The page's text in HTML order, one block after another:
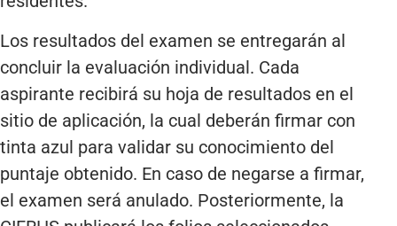
Los resultados del examen se entregarán al
concluir la evaluación individual. Cada
aspirante recibirá su hoja de resultados en el
sitio de aplicación, la cual deberán firmar con
tinta azul para validar su conocimiento del
puntaje obtenido. En caso de negarse a firmar,
el examen será anulado. Posteriormente, la